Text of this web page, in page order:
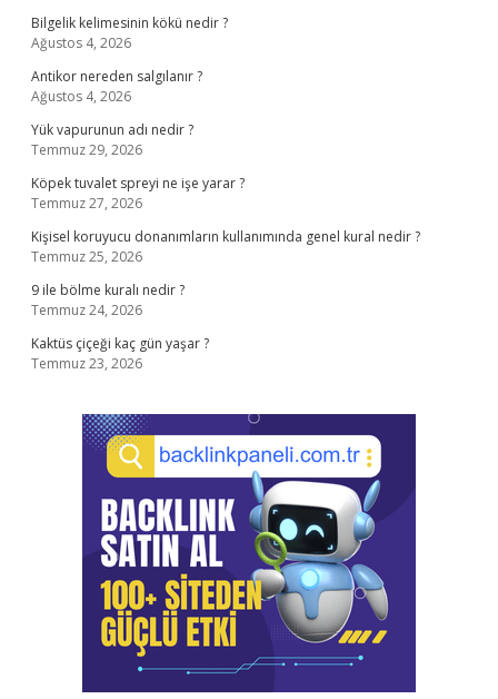
Bilgelik kelimesinin kökü nedir ?
Ağustos 4, 2026
Antikor nereden salgılanır ?
Ağustos 4, 2026
Yük vapurunun adı nedir ?
Temmuz 29, 2026
Köpek tuvalet spreyi ne işe yarar ?
Temmuz 27, 2026
Kişisel koruyucu donanımların kullanımında genel kural nedir ?
Temmuz 25, 2026
9 ile bölme kuralı nedir ?
Temmuz 24, 2026
Kaktüs çiçeği kaç gün yaşar ?
Temmuz 23, 2026